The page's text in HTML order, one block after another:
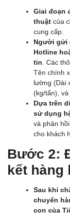
Giai đoạn
thuật của
cung cấp.
Người gửi
Hotline
tin . Các
Tên chính
lường (Dài
(kg/tấn),
Dựa trên
sử dụng
và phản
cho khách
Bước 2:
kết hàng
Sau khi
chuyển
con của